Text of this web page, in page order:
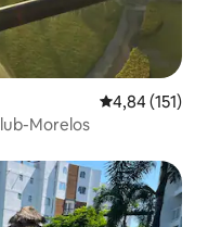
4,84 (151)
Morelos